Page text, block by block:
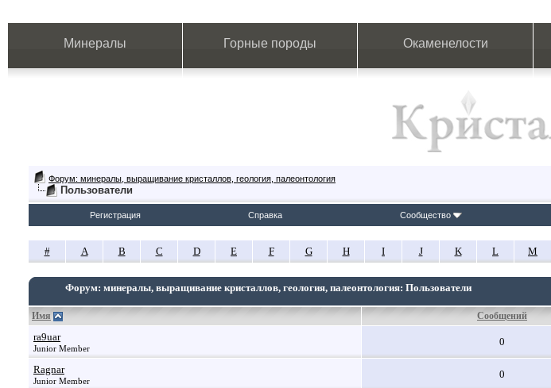
Минералы Горные породы Окаменелости
Форум: минералы, выращивание кристаллов, геология, палеонтология
Пользователи
Регистрация Справка Сообщество
# A B C D E F G H I J K L M
Форум: минералы, выращивание кристаллов, геология, палеонтология: Пользователи
Имя Сообщений
ra9uar
Junior Member
0
Ragnar
Junior Member
0